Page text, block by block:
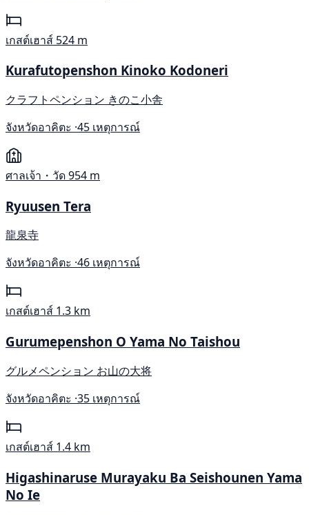
เกสต์เฮาส์ 524 m
Kurafutopenshon Kinoko Kodoneri
クラフトペンション きのこ小舎
จังหวัดอาคิตะ ·45 เหตุการณ์
ศาลเจ้า・วัด954 m
Ryuusen Tera
龍泉寺
จังหวัดอาคิตะ ·46 เหตุการณ์
เกสต์เฮาส์ 1.3 km
Gurumepenshon O Yama No Taishou
グルメペンション お山の大将
จังหวัดอาคิตะ ·35 เหตุการณ์
เกสต์เฮาส์ 1.4 km
Higashinaruse Murayaku Ba Seishounen Yama
No Ie